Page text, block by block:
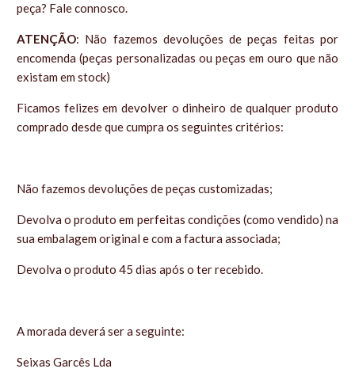
peça? Fale connosco.
ATENÇÃO: Não fazemos devoluções de peças feitas por
encomenda (peças personalizadas ou peças em ouro que não
existam em stock)
Ficamos felizes em devolver o dinheiro de qualquer produto
comprado desde que cumpra os seguintes critérios:
Não fazemos devoluções de peças customizadas;
Devolva o produto em perfeitas condições (como vendido) na
sua embalagem original e com a factura associada;
Devolva o produto 45 dias após o ter recebido.
A morada deverá ser a seguinte:
Seixas Garcês Lda